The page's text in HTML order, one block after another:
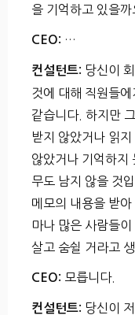
을 기억하고 있을까
CEO: …
컨설턴트: 당신이
것에 대해 직원들
같습니다. 하지만
받지 않았거나 읽
않았거나 기억하지
무도 남지 않을 것
메모의 내용을 받
마나 많은 사람들
살고 숨쉴 거라고
CEO: 모릅니다.
컨설턴트: 당신이